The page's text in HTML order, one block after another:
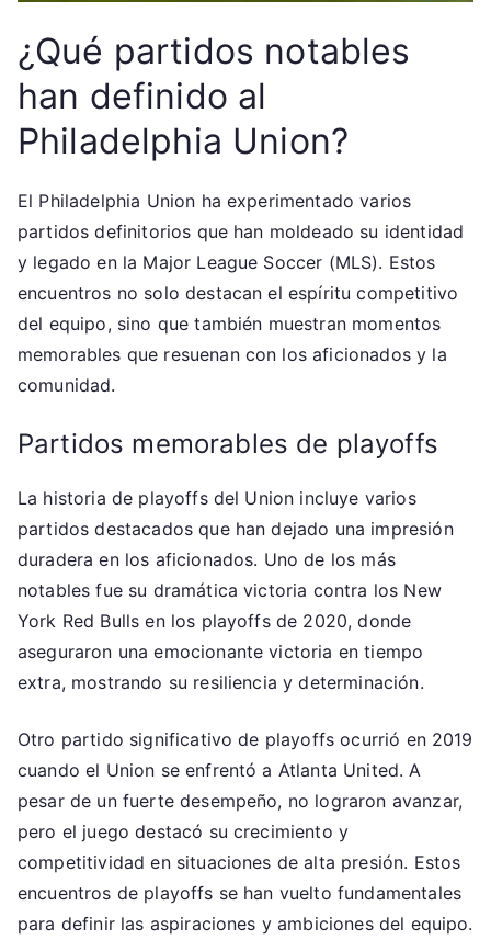
¿Qué partidos notables
han definido al
Philadelphia Union?
El Philadelphia Union ha experimentado varios
partidos definitorios que han moldeado su identidad
y legado en la Major League Soccer (MLS). Estos
encuentros no solo destacan el espíritu competitivo
del equipo, sino que también muestran momentos
memorables que resuenan con los aficionados y la
comunidad.
Partidos memorables de playoffs
La historia de playoffs del Union incluye varios
partidos destacados que han dejado una impresión
duradera en los aficionados. Uno de los más
notables fue su dramática victoria contra los New
York Red Bulls en los playoffs de 2020, donde
aseguraron una emocionante victoria en tiempo
extra, mostrando su resiliencia y determinación.
Otro partido significativo de playoffs ocurrió en 2019
cuando el Union se enfrentó a Atlanta United. A
pesar de un fuerte desempeño, no lograron avanzar,
pero el juego destacó su crecimiento y
competitividad en situaciones de alta presión. Estos
encuentros de playoffs se han vuelto fundamentales
para definir las aspiraciones y ambiciones del equipo.